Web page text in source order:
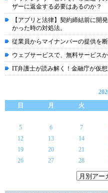
ザーに返金する必要はあるのか？
【アプリと法律】契約締結前に開
かった時の対処法。
従業員からマイナンバーの提供を
ウェブサービスで、無料サービス
IT弁護士が読み解く！金融庁が仮
日
月 火
5
6 7
12
13 14
19
20 21
26
27 28